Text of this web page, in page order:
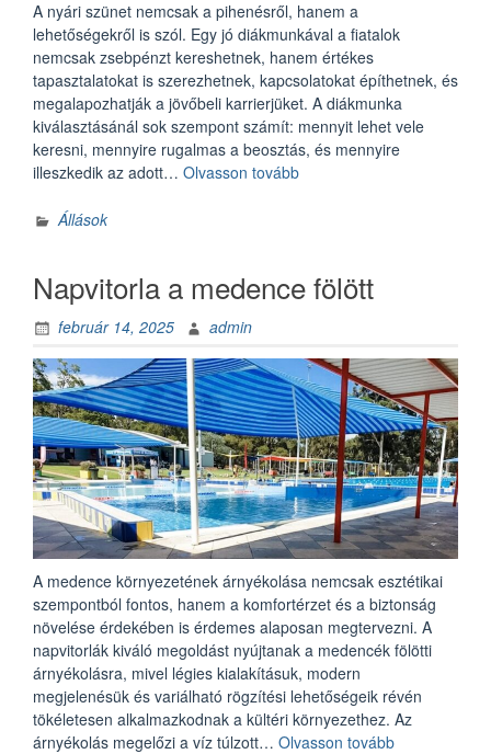
A nyári szünet nemcsak a pihenésről, hanem a
lehetőségekről is szól. Egy jó diákmunkával a fiatalok
nemcsak zsebpénzt kereshetnek, hanem értékes
tapasztalatokat is szerezhetnek, kapcsolatokat építhetnek, és
megalapozhatják a jövőbeli karrierjüket. A diákmunka
kiválasztásánál sok szempont számít: mennyit lehet vele
keresni, mennyire rugalmas a beosztás, és mennyire
illeszkedik az adott… Olvasson tovább„TOP
Állások
Napvitorla a medence fölött
február 14, 2025 admin
A medence környezetének árnyékolása nemcsak esztétikai
szempontból fontos, hanem a komfortérzet és a biztonság
növelése érdekében is érdemes alaposan megtervezni. A
napvitorlák kiváló megoldást nyújtanak a medencék fölötti
árnyékolásra, mivel légies kialakításuk, modern
megjelenésük és variálható rögzítési lehetőségeik révén
tökéletesen alkalmazkodnak a kültéri környezethez. Az
árnyékolás megelőzi a víz túlzott… Olvasson tovább„Napvitorla